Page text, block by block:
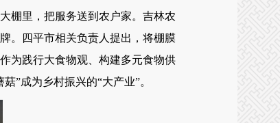
棚里，把服务送到农户家。吉林农
。四平市相关负责人提出，将棚膜
为践行大食物观、构建多元食物供
”成为乡村振兴的“大产业”。